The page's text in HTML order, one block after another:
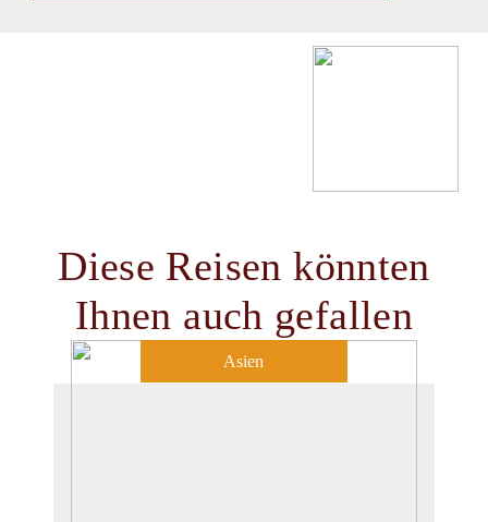
Diese Reisen könnten
Ihnen auch gefallen
Asien